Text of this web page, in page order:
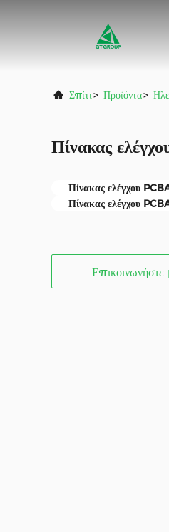
Σπίτι> Προϊόντα>
Πίνακας
Πίνακας ελέγχου
Πίνακας ελέγχου
Επικοινωνήστε